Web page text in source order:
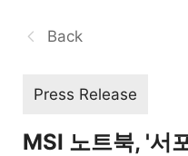
Back
Press Release
MSI 노트북, '서